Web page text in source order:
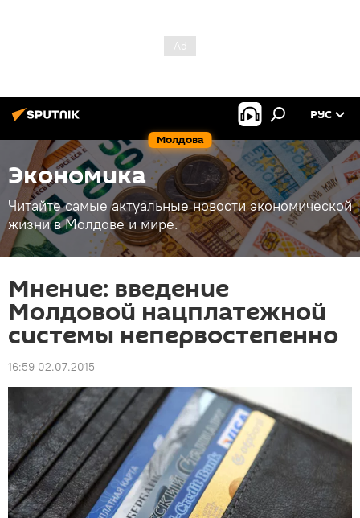
Молдова
РУС
Экономика
Читайте самые актуальные новости экономической
жизни в Молдове и мире.
Мнение: введение
Молдовой нацплатежной
системы непервостепенно
16:59 02.07.2015